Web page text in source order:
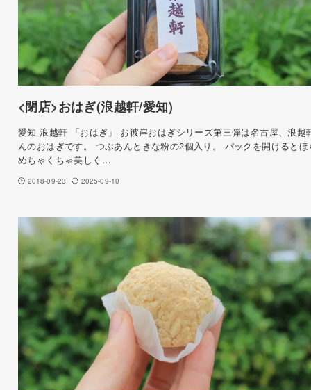
<閉店>おはぎ(浪越軒/愛知)
愛知 浪越軒 「おはぎ」 お彼岸おはぎシリーズ第三弾は名古屋、浪越
んのおはぎです。 つぶあんときな粉の2個入り。 パックを開けるとほ
めちゃくちゃ美しく…
2018-09-23 2025-09-10